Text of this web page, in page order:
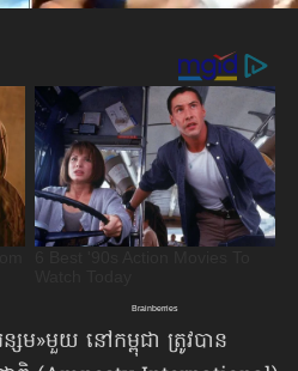
ន្សម»មួយ នៅកម្ពុជា ត្រូវបាន